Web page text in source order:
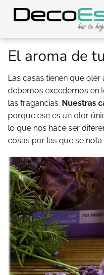
El aroma de
Las casas tienen que
debemos excedernos en
las fragancias. Nuestras
porque ese es un olor
lo que nos hace ser
cosas por las que se